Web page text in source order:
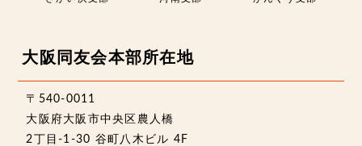
大阪同友会本部所在地
〒540-0011
大阪府大阪市中央区農人橋
2丁目-1-30 谷町八木ビル 4F